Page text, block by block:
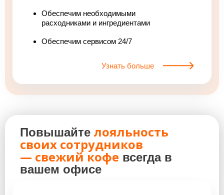
Обеспечим необходимыми
расходниками и ингредиентами
Обеспечим сервисом 24/7
Узнать больше
Повышайте лояльность
своих сотрудников
— свежий кофе всегда в
вашем офисе